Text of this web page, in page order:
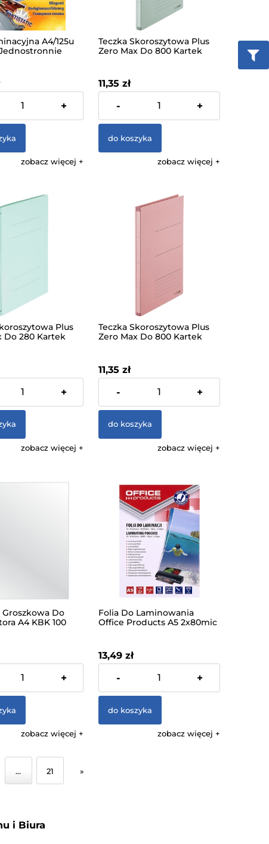
A4/125u
VAT, bez kosztów
+
zobacz więcej
Teczka Skoroszytowa Plus
Zero Max Do 800 Kartek
11,35 zł
zawiera 23% VAT, bez kosztów
- +
do koszyka
zobacz więcej
Plus
Do 280 Kartek
VAT, bez kosztów
+
zobacz więcej
Teczka Skoroszytowa Plus
Zero Max Do 800 Kartek
11,35 zł
zawiera 23% VAT, bez kosztów
- +
do koszyka
zobacz więcej
Groszkowa Do
A4 KBK 100
VAT, bez kosztów
+
zobacz więcej
Folia Do Laminowania
Office Products A5 2x80mic
13,49 zł
zawiera 23% VAT, bez kosztów
- +
do koszyka
zobacz więcej
... 21 »
i Biura